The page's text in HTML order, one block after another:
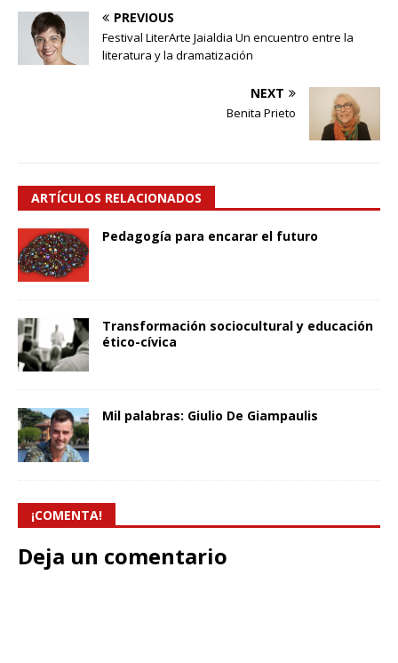
PREVIOUS
Festival LiterArte Jaialdia Un encuentro entre la
literatura y la dramatización
NEXT
Benita Prieto
ARTÍCULOS RELACIONADOS
Pedagogía para encarar el futuro
Transformación sociocultural y educación
ético-cívica
Mil palabras: Giulio De Giampaulis
¡COMENTA!
Deja un comentario